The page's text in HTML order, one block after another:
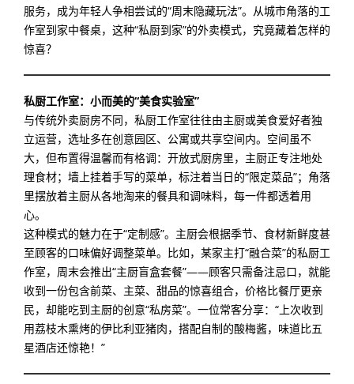
服务，成为年轻人争相尝试的“周末隐藏玩法”。从城市角落的工
作室到家中餐桌，这种“私厨到家”的外卖模式，究竟藏着怎样的
惊喜？
私厨工作室：小而美的“美食实验室”
与传统外卖厨房不同，私厨工作室往往由主厨或美食爱好者独
立运营，选址多在创意园区、公寓或共享空间内。空间虽不
大，但布置得温馨而有格调：开放式厨房里，主厨正专注地处
理食材；墙上挂着手写的菜单，标注着当日的“限定菜品”；角落
里摆放着主厨从各地淘来的餐具和调味料，每一件都透着用
心。
这种模式的魅力在于“定制感”。主厨会根据季节、食材新鲜度甚
至顾客的口味偏好调整菜单。比如，某家主打“融合菜”的私厨工
作室，周末会推出“主厨盲盒套餐”——顾客只需备注忌口，就能
收到一份包含前菜、主菜、甜品的惊喜组合，价格比餐厅更亲
民，却能吃到主厨的创意“私房菜”。一位常客分享：“上次收到
用荔枝木熏烤的伊比利亚猪肉，搭配自制的酸梅酱，味道比五
星酒店还惊艳！”